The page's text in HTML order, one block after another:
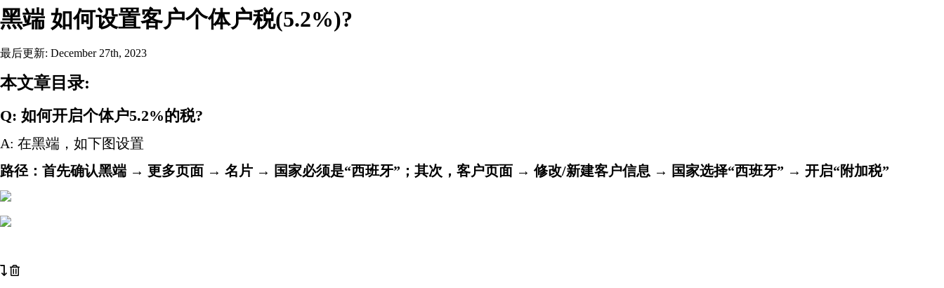
黑端 如何设置客户个体户税(5.2%)?
最后更新: December 27th, 2023
本文章目录:
Q: 如何开启个体户5.2%的税?
A: 在黑端，如下图设置
路径：首先确认黑端 → 更多页面 → 名片 → 国家必须是“西班牙”；其次，客户页面 → 修改/新建客户信息 → 国家选择“西班牙” → 开启“附加税”